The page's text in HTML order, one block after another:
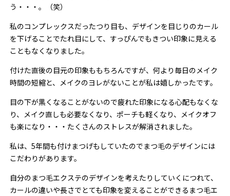
う・・・。（笑）
私のコンプレックスだったつり目も、デザインを目じりのカール
を下げることでたれ目にして、すっぴんでもきつい印象に見える
こともなくなりました。
付けた直後の目元の印象ももちろんですが、何より毎日のメイク
時間の短縮と、メイクのヨレがないことが私は嬉しかったです。
目の下が黒くなることがないので疲れた印象になる心配もなくな
り、メイク直しも必要なくなり、ポーチも軽くなり、メイクオフ
も楽になり・・・たくさんのストレスが解消されました。
私は、5年間も付けまつげもしていたのでまつ毛のデザインには
こだわりがあります。
自分のまつ毛エクステのデザインを考えたりしていくにつれて、
カールの違いや長さでとても印象を変えることができるまつ毛エ